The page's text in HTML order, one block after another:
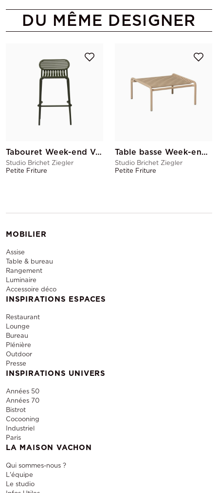
DU MÊME DESIGNER
Tabouret Week-end Vert Bouteille
Studio Brichet Ziegler
Petite Friture
Table basse Week-end Dune
Studio Brichet Ziegler
Petite Friture
MOBILIER
Assise
Table & bureau
Rangement
Luminaire
Accessoire déco
INSPIRATIONS ESPACES
Restaurant
Lounge
Bureau
Plénière
Outdoor
Presse
INSPIRATIONS UNIVERS
Années 50
Années 70
Bistrot
Cocooning
Industriel
Paris
LA MAISON VACHON
Qui sommes-nous ?
L'équipe
Le studio